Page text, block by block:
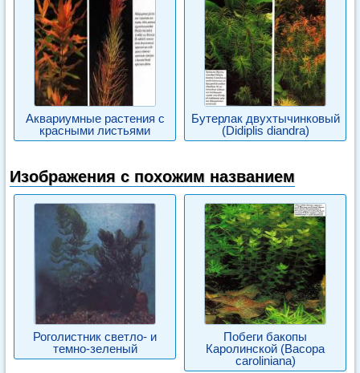
Аквариумные растения с
красными листьями
Бутерлак двухтычинковый
(Didiplis diandra)
Изображения с похожим названием
Роголистник светло- и
темно-зеленый
Побеги бакопы
Каролинской (Васора
caroliniana)